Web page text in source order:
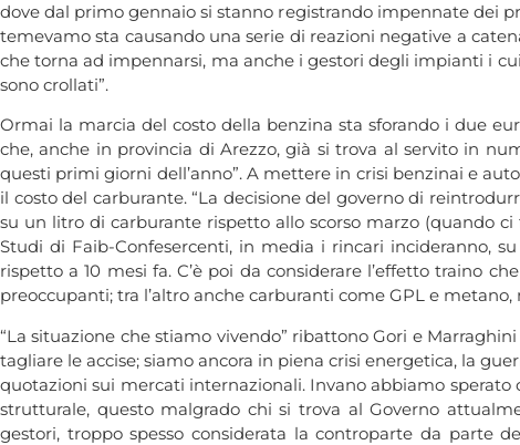
dove dal primo gennaio si stanno registrando impennate dei
temevamo sta causando una serie di reazioni negative a
che torna ad impennarsi, ma anche i gestori degli impianti i
sono crollati”.
Ormai la marcia del costo della benzina sta sforando i due
che, anche in provincia di Arezzo, già si trova al servito in
questi primi giorni dell’anno”. A mettere in crisi benzinai e
il costo del carburante. “La decisione del governo di
su un litro di carburante rispetto allo scorso marzo (quando
Studi di Faib-Confesercenti, in media i rincari incideranno,
rispetto a 10 mesi fa. C’è poi da considerare l’effetto traino
preoccupanti; tra l’altro anche carburanti come GPL e
“La situazione che stiamo vivendo” ribattono Gori e
tagliare le accise; siamo ancora in piena crisi energetica, la
quotazioni sui mercati internazionali. Invano abbiamo sperato
strutturale, questo malgrado chi si trova al Governo
gestori, troppo spesso considerata la controparte da parte